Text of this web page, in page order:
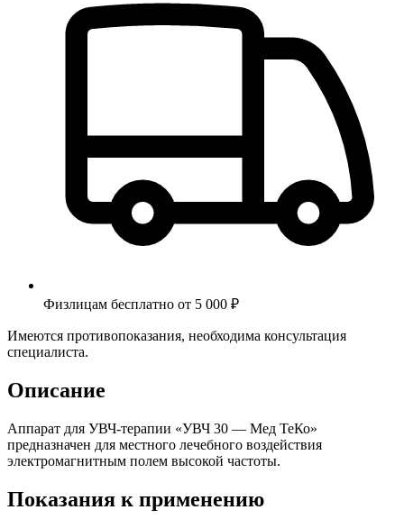
Физлицам бесплатно от 5 000 ₽
Имеются противопоказания, необходима консультация
специалиста.
Описание
Аппарат для УВЧ-терапии «УВЧ 30 — Мед ТеКо»
предназначен для местного лечебного воздействия
электромагнитным полем высокой частоты.
Показания к применению